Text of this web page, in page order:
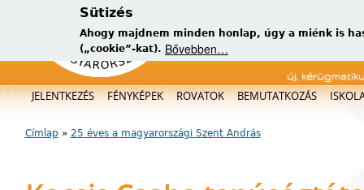
Sütizés
Ahogy majdnem minden honlap, úgy a miénk is
(„cookie”-kat). Bővebben…
új,
Főmenü
JELENTKEZÉS FÉNYKÉPEK ROVATOK BEMUTATKOZÁS
Jelenlegi hely
Címlap » 25 éves a magyarországi Szent András